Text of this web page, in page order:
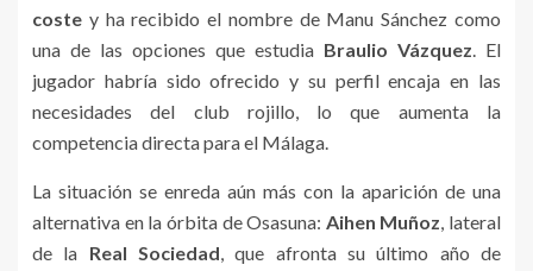
coste y ha recibido el nombre de Manu Sánchez como
una de las opciones que estudia Braulio Vázquez. El
jugador habría sido ofrecido y su perfil encaja en las
necesidades del club rojillo, lo que aumenta la
competencia directa para el Málaga.
La situación se enreda aún más con la aparición de una
alternativa en la órbita de Osasuna: Aihen Muñoz, lateral
de la Real Sociedad, que afronta su último año de